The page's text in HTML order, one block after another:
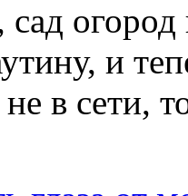
огород
и
в сети,